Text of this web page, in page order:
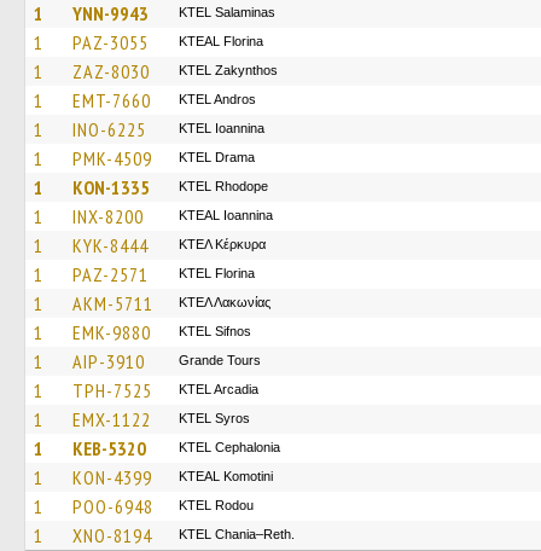
1 YNN-9943 KTEL Salaminas
1 PAZ-3055 KTEAL Florina
1 ZAZ-8030 KTEL Zakynthos
1 EMT-7660 KTEL Andros
1 INO-6225 KTEL Ioannina
1 PMK-4509 KTEL Drama
1 KON-1335 KTEL Rhodope
1 INX-8200 KTEAL Ioannina
1 KYK-8444 ΚΤΕΛ Κέρκυρα
1 PAZ-2571 KTEL Florina
1 AKM-5711 ΚΤΕΛ Λακωνίας
1 EMK-9880 KTEL Sifnos
1 AIP-3910 Grande Tours
1 TPH-7525 KTEL Arcadia
1 EMX-1122 KTEL Syros
1 KEB-5320 KTEL Cephalonia
1 KON-4399 KTEAL Komotini
1 POO-6948 ΚΤΕL Rodou
1 XNO-8194 KTEL Chania–Reth.